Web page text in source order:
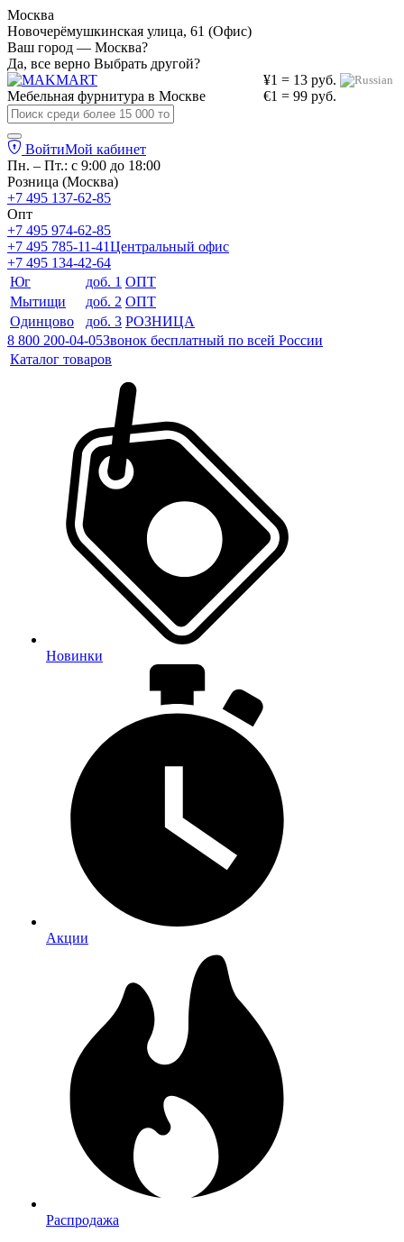
Москва
Новочерёмушкинская улица, 61 (Офис)
Ваш город — Москва?
Да, все верно Выбрать другой?
¥1 = 13 руб.
€1 = 99 руб.
Мебельная фурнитура в Москве
ВойтиМой кабинет
Пн. – Пт.: с 9:00 до 18:00
Розница (Москва)
+7 495 137-62-85
Опт
+7 495 974-62-85
+7 495 785-11-41Центральный офис
+7 495 134-42-64
Юг
доб. 1 ОПТ
Мытищи
доб. 2 ОПТ
Одинцово
доб. 3 РОЗНИЦА
8 800 200-04-05Звонок бесплатный по всей России
Каталог товаров
Новинки
Акции
Распродажа